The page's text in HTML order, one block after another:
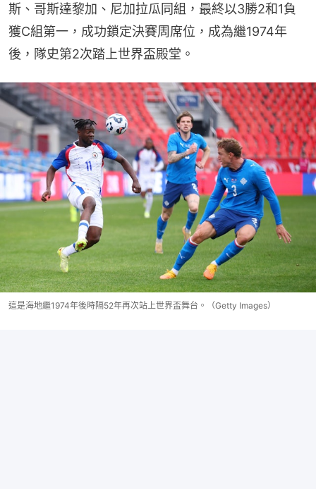
斯、哥斯達黎加、尼加拉瓜同組，最終以3勝2和1負
獲C組第一，成功鎖定決賽周席位，成為繼1974年
後，隊史第2次踏上世界盃殿堂。
這是海地繼1974年後時隔52年再次站上世界盃舞台。（Getty Images）